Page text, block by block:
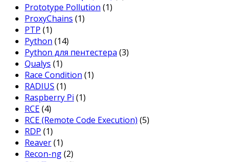
Prototype Pollution (1)
ProxyChains (1)
PTP (1)
Python (14)
Python для пентестера (3)
Qualys (1)
Race Condition (1)
RADIUS (1)
Raspberry Pi (1)
RCE(4)
RCE (Remote Code Execution) (5)
RDP (1)
Reaver(1)
Recon-ng(2)